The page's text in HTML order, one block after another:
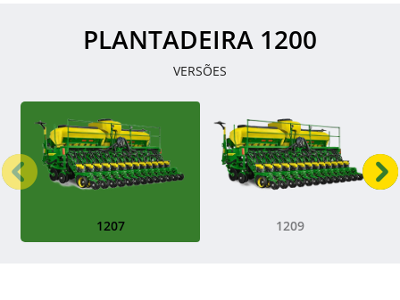
PLANTADEIRA 1200
VERSÕES
1207 1209
Anterior